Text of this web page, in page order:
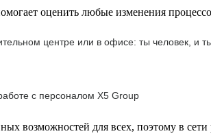
оценить любые изменения
центре или в офисе: ты человек, и
с персоналом Х5 Group
возможностей для всех, поэтому в